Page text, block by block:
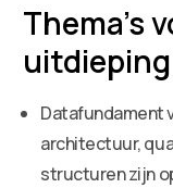
Thema’s
uitdieping
Datafundament
architectuur,
structuren zijn